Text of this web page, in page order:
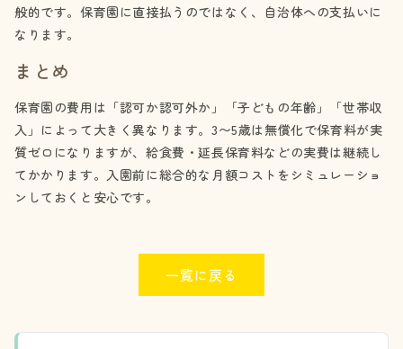
般的です。保育園に直接払うのではなく、自治体への支払いに
なります。
まとめ
保育園の費用は「認可か認可外か」「子どもの年齢」「世帯収
入」によって大きく異なります。3〜5歳は無償化で保育料が実
質ゼロになりますが、給食費・延長保育料などの実費は継続し
てかかります。入園前に総合的な月額コストをシミュレーショ
ンしておくと安心です。
一覧に戻る